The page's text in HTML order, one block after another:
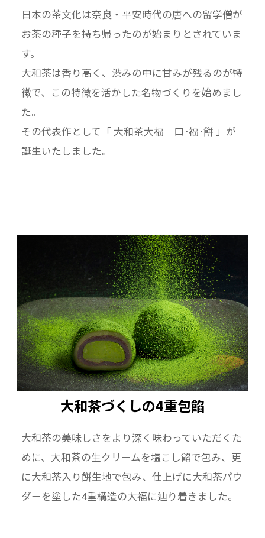
日本の茶文化は奈良・平安時代の唐への留学僧が
お茶の種子を持ち帰ったのが始まりとされていま
す。
大和茶は香り高く、渋みの中に甘みが残るのが特
徴で、この特徴を活かした名物づくりを始めまし
た。
その代表作として「 大和茶大福 口･福･餅 」が
誕生いたしました。
大和茶づくしの4重包餡
大和茶の美味しさをより深く味わっていただくた
めに、大和茶の生クリームを塩こし餡で包み、更
に大和茶入り餅生地で包み、仕上げに大和茶パウ
ダーを塗した4重構造の大福に辿り着きました。